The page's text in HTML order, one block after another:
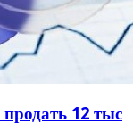
12 тыс